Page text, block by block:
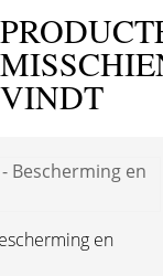
VINDT
en